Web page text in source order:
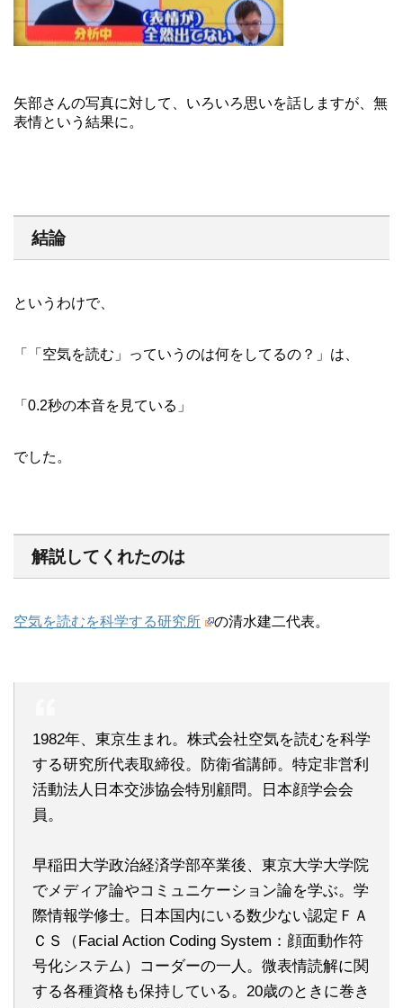
矢部さんの写真に対して、いろいろ思いを話しますが、無
表情という結果に。
結論
というわけで、
「「空気を読む」っていうのは何をしてるの？」は、
「0.2秒の本音を見ている」
でした。
解説してくれたのは
空気を読むを科学する研究所 の清水建二代表。
1982年、東京生まれ。株式会社空気を読むを科学
する研究所代表取締役。防衛省講師。特定非営利
活動法人日本交渉協会特別顧問。日本顔学会会
員。
早稲田大学政治経済学部卒業後、東京大学大学院
でメディア論やコミュニケーション論を学ぶ。学
際情報学修士。日本国内にいる数少ない認定ＦＡ
ＣＳ（Facial Action Coding System：顔面動作符
号化システム）コーダーの一人。微表情読解に関
する各種資格も保持している。20歳のときに巻き